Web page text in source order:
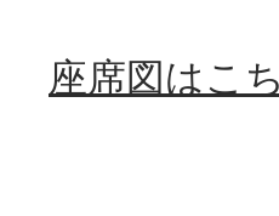
座席図はこ